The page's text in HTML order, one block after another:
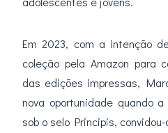
Em 2023, com a intenção
coleção pela Amazon para
das edições impressas,
nova oportunidade quando
sob o selo Principis,